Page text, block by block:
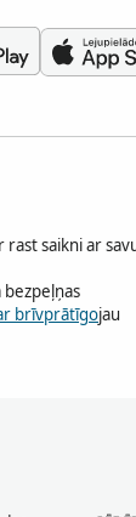
saikni ar
bezpeļņas
brīvprātīgojau